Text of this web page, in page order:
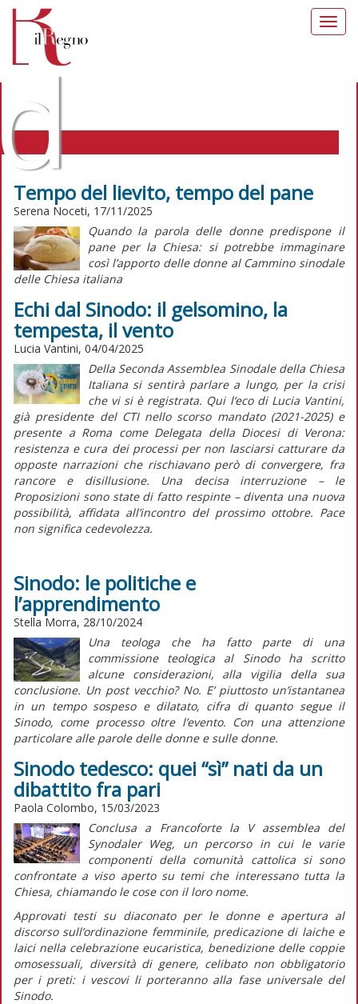
IL REGNO DELLE DONNE TAG:
SINODO
Tempo del lievito, tempo del pane
Serena Noceti, 17/11/2025
Quando la parola delle donne predispone il
pane per la Chiesa: si potrebbe immaginare
così l’apporto delle donne al Cammino sinodale
delle Chiesa italiana
Echi dal Sinodo: il gelsomino, la
tempesta, il vento
Lucia Vantini, 04/04/2025
Della Seconda Assemblea Sinodale della Chiesa
Italiana si sentirà parlare a lungo, per la crisi
che vi si è registrata. Qui l’eco di Lucia Vantini,
già presidente del CTI nello scorso mandato (2021-2025) e
presente a Roma come Delegata della Diocesi di Verona:
resistenza e cura dei processi per non lasciarsi catturare da
opposte narrazioni che rischiavano però di convergere, fra
rancore e disillusione. Una decisa interruzione – le
Proposizioni sono state di fatto respinte – diventa una nuova
possibilità, affidata all’incontro del prossimo ottobre. Pace
non significa cedevolezza.
Sinodo: le politiche e
l’apprendimento
Stella Morra, 28/10/2024
Una teologa che ha fatto parte di una
commissione teologica al Sinodo ha scritto
alcune considerazioni, alla vigilia della sua
conclusione. Un post vecchio? No. E’ piuttosto un’istantanea
in un tempo sospeso e dilatato, cifra di quanto segue il
Sinodo, come processo oltre l’evento. Con una attenzione
particolare alle parole delle donne e sulle donne.
Sinodo tedesco: quei “sì” nati da un
dibattito fra pari
Paola Colombo, 15/03/2023
Conclusa a Francoforte la V assemblea del
Synodaler Weg, un percorso in cui le varie
componenti della comunità cattolica si sono
confrontate a viso aperto su temi che interessano tutta la
Chiesa, chiamando le cose con il loro nome.
Approvati testi su diaconato per le donne e apertura al
discorso sull’ordinazione femminile, predicazione di laiche e
laici nella celebrazione eucaristica, benedizione delle coppie
omosessuali, diversità di genere, celibato non obbligatorio
per i preti: i vescovi li porteranno alla fase universale del
Sinodo.